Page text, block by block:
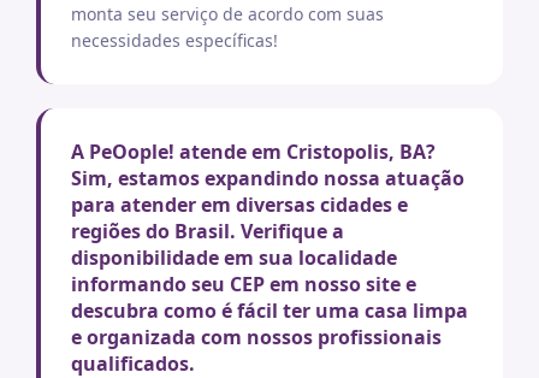
monta seu serviço de acordo com suas
necessidades específicas!
A PeOople! atende em Cristopolis, BA?
Sim, estamos expandindo nossa atuação
para atender em diversas cidades e
regiões do Brasil. Verifique a
disponibilidade em sua localidade
informando seu CEP em nosso site e
descubra como é fácil ter uma casa limpa
e organizada com nossos profissionais
qualificados.